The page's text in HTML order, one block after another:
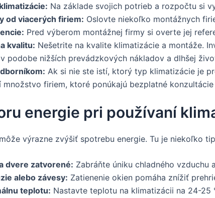
Na základe svojich potrieb a rozpočtu si
od viacerých firiem: Oslovte niekoľko montážnych
Pred výberom montážnej firmy si overte jej
kvalitu: Nešetrite na kvalite klimatizácie a montáže.
podobe nižších prevádzkových nákladov a dlhšej
Ak si nie ste istí, ktorý typ klimatizácie je
množstvo firiem, ktoré ponúkajú bezplatné
energie pri používaní
výrazne zvýšiť spotrebu energie. Tu je niekoľko
dvere zatvorené: Zabráňte úniku chladného vzduchu
alebo závesy: Zatienenie okien pomáha znížiť
teplotu: Nastavte teplotu na klimatizácii na 24-25